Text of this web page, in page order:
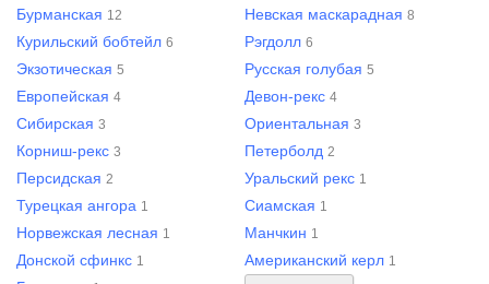
Бурманская 12 Невская маскарадная 8
Курильский бобтейл 6 Рэгдолл 6
Экзотическая 5 Русская голубая 5
Европейская 4 Девон-рекс 4
Сибирская 3 Ориентальная 3
Корниш-рекс 3 Петерболд 2
Персидская 2 Уральский рекс 1
Турецкая ангора 1 Сиамская 1
Норвежская лесная 1 Манчкин 1
Донской сфинкс 1 Американский керл 1